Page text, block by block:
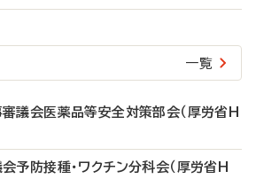
一覧
議会医薬品等安全対策部会（厚労省H
予防接種・ワクチン分科会（厚労省H